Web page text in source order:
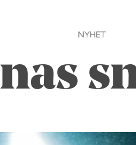
NYHET